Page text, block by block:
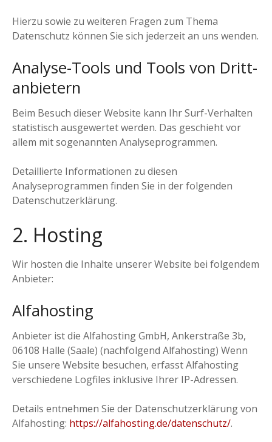
Hierzu sowie zu weiteren Fragen zum Thema
Datenschutz können Sie sich jederzeit an uns wenden.
Analyse-Tools und Tools von Dritt­
anbietern
Beim Besuch dieser Website kann Ihr Surf-Verhalten
statistisch ausgewertet werden. Das geschieht vor
allem mit sogenannten Analyseprogrammen.
Detaillierte Informationen zu diesen
Analyseprogrammen finden Sie in der folgenden
Datenschutzerklärung.
2. Hosting
Wir hosten die Inhalte unserer Website bei folgendem
Anbieter:
Alfahosting
Anbieter ist die Alfahosting GmbH, Ankerstraße 3b,
06108 Halle (Saale) (nachfolgend Alfahosting) Wenn
Sie unsere Website besuchen, erfasst Alfahosting
verschiedene Logfiles inklusive Ihrer IP-Adressen.
Details entnehmen Sie der Datenschutzerklärung von
Alfahosting: https://alfahosting.de/datenschutz/.